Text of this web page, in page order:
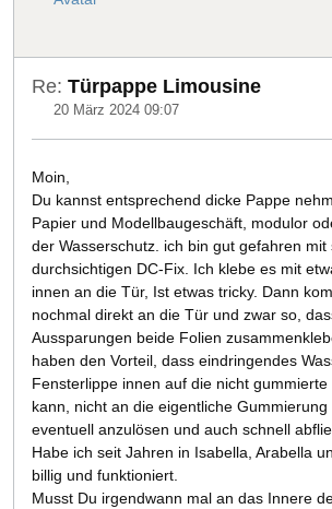
Re: Türpappe Limousine
20 März 2024 09:07
Moin,
Du kannst entsprechend dicke Pappe
Papier und Modellbaugeschäft, modulor
der Wasserschutz. ich bin gut gefahren mit
durchsichtigen DC-Fix. Ich klebe es mit
innen an die Tür, Ist etwas tricky. Dann
nochmal direkt an die Tür und zwar so,
Aussparungen beide Folien
haben den Vorteil, dass eindringendes
Fensterlippe innen auf die nicht gummierte
kann, nicht an die eigentliche
eventuell anzulösen und auch schnell
Habe ich seit Jahren in Isabella, Arabella
billig und funktioniert.
Musst Du irgendwann mal an das Innere